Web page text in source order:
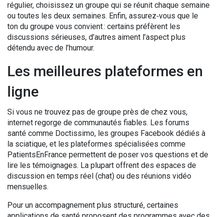
régulier, choisissez un groupe qui se réunit chaque semaine
ou toutes les deux semaines. Enfin, assurez‑vous que le
ton du groupe vous convient : certains préfèrent les
discussions sérieuses, d’autres aiment l’aspect plus
détendu avec de l’humour.
Les meilleures plateformes en
ligne
Si vous ne trouvez pas de groupe près de chez vous,
internet regorge de communautés fiables. Les forums
santé comme Doctissimo, les groupes Facebook dédiés à
la sciatique, et les plateformes spécialisées comme
PatientsEnFrance permettent de poser vos questions et de
lire les témoignages. La plupart offrent des espaces de
discussion en temps réel (chat) ou des réunions vidéo
mensuelles.
Pour un accompagnement plus structuré, certaines